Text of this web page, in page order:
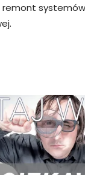
remont